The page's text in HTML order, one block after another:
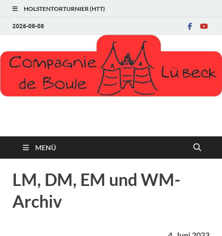
HOLSTENTORTURNIER (HTT)
2026-08-08
Compagnie de Boule
MENÜ
LM, DM, EM und WM-
Archiv